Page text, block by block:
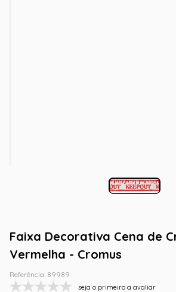
Faixa Decorativa Cena de
Vermelha - Cromus
Referência: 89989
seja o primeiro a avaliar